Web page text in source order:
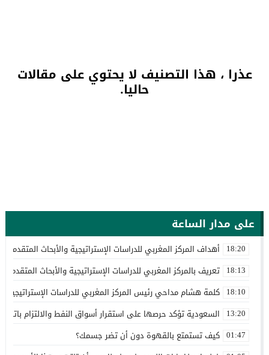
عذرا ، هذا التصنيف لا يحتوي على مقالات
حاليا.
على مدار الساعة
18:20 أهداف المركز المغربي للدراسات الإستراتيجية والأبحاث المتقدمة
18:13 تعريف بالمركز المغربي للدراسات الإستراتيجية والأبحاث المتقدمة
18:10 كلمة هشام مداحي رئيس المركز المغربي للدراسات الإستراتيجية
13:20 السعودية تؤكد حرصها على استقرار أسواق النفط والالتزام
01:47 كيف تستمتع بالقهوة دون أن تضر جسمك؟